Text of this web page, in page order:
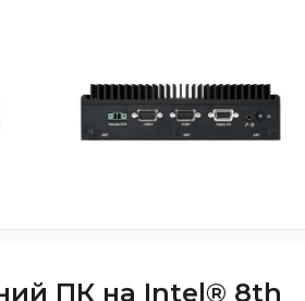
ПК на Intel® 8th